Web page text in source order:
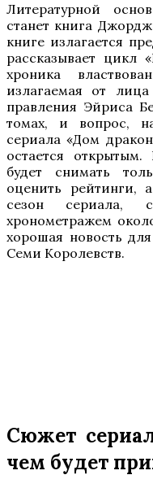
Литературной
станет книга
книге излагается
рассказывает цикл
хроника
излагаемая от
правления Эйриса
томах, и вопрос,
сериала «Дом
остается
будет снимать
оценить рейтинги,
сезон сериала,
хронометражем
хорошая новость
Семи Королевств.
Сюжет
чем будет